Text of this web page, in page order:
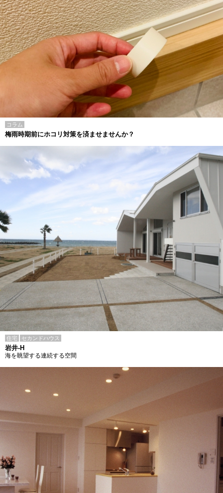
コラム
梅雨時期前にホコリ対策を済ませませんか？
住宅 セカンドハウス
岩井-H
海を眺望する連続する空間